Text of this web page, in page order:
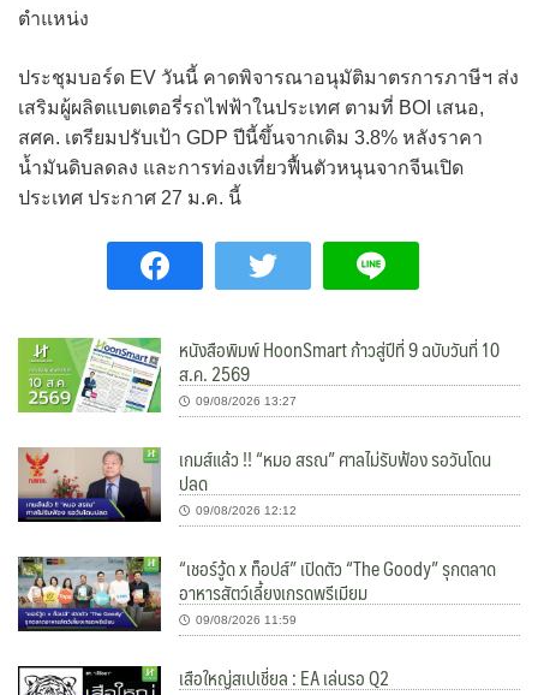
ตำแหน่ง
ประชุมบอร์ด EV วันนี้ คาดพิจารณาอนุมัติมาตรการภาษีฯ ส่ง
เสริมผู้ผลิตแบตเตอรี่รถไฟฟ้าในประเทศ ตามที่ BOI เสนอ,
สศค. เตรียมปรับเป้า GDP ปีนี้ขึ้นจากเดิม 3.8% หลังราคา
น้ำมันดิบลดลง และการท่องเที่ยวฟื้นตัวหนุนจากจีนเปิด
ประเทศ ประกาศ 27 ม.ค. นี้
หนังสือพิมพ์ HoonSmart ก้าวสู่ปีที่ 9 ฉบับวันที่ 10
ส.ค. 2569
09/08/2026 13:27
เกมส์แล้ว !! “หมอ สรณ” ศาลไม่รับฟ้อง รอวันโดน
ปลด
09/08/2026 12:12
“เชอร์วู้ด x ท็อปส์” เปิดตัว “The Goody” รุกตลาด
อาหารสัตว์เลี้ยงเกรดพรีเมียม
09/08/2026 11:59
เสือใหญ่สเปเชี่ยล : EA เล่นรอ Q2